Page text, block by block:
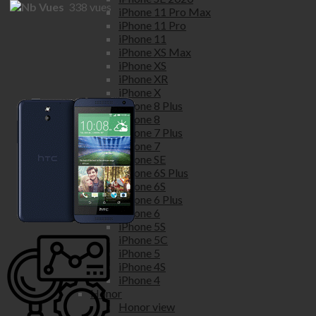
iPhone 11 Pro Max
iPhone 11 Pro
iPhone 11
iPhone XS Max
iPhone XS
iPhone XR
iPhone X
iPhone 8 Plus
iPhone 8
iPhone 7 Plus
iPhone 7
iPhone SE
iPhone 6S Plus
iPhone 6S
iPhone 6 Plus
iPhone 6
iPhone 5S
iPhone 5C
iPhone 5
iPhone 4S
iPhone 4
Honor
Honor view
338 vues